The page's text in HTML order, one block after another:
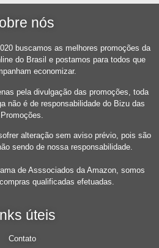
nós
buscamos as melhores promoções da
do Brasil e postamos para todos que
economizar.
pela divulgação das promoções, toda
não é de responsabilidade do Bizu das
Promoções.
alteração sem aviso prévio, pois são
sendo de nossa responsabilidade.
de Asssociados da Amazon, somos
qualificadas efetuadas.
úteis
Contato